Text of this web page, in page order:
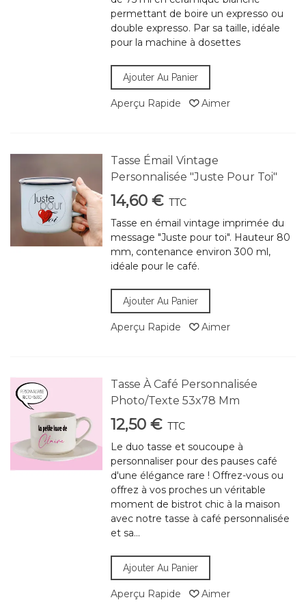
permettant de boire un expresso ou
double expresso. Par sa taille, idéale
pour la machine à dosettes
Ajouter Au Panier
Aperçu Rapide Aimer
Tasse Émail Vintage
Personnalisée "Juste Pour Toi"
14,60 € TTC
Tasse en émail vintage imprimée du
message "Juste pour toi". Hauteur 80
mm, contenance environ 300 ml,
idéale pour le café.
Ajouter Au Panier
Aperçu Rapide Aimer
Tasse À Café Personnalisée
Photo/Texte 53x78 Mm
12,50 € TTC
Le duo tasse et soucoupe à
personnaliser pour des pauses café
d'une élégance rare ! Offrez-vous ou
offrez à vos proches un véritable
moment de bistrot chic à la maison
avec notre tasse à café personnalisée
et sa...
Ajouter Au Panier
Aperçu Rapide Aimer